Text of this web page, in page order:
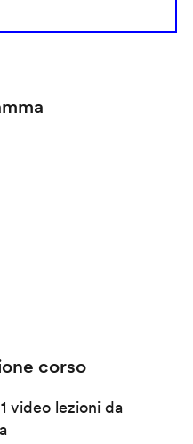
corso
video lezioni da